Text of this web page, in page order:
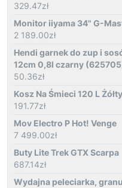
329.47zł
Monitor iiyama 34" G-
2 189.00zł
Hendi garnek do zup i
12cm 0,8l czarny
50.36zł
Kosz Na Śmieci 120 L
191.77zł
Mov Electro P Hot! Venge
7 499.00zł
Buty Lite Trek GTX Scarpa
687.14zł
Wydajna peleciarka,